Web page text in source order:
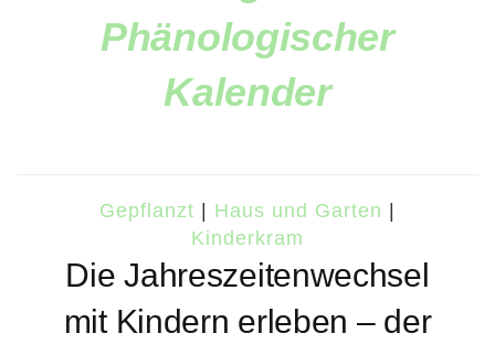
Phänologischer
Kalender
Gepflanzt Haus und Garten
Kinderkram
Die Jahreszeitenwechsel
mit Kindern erleben – der